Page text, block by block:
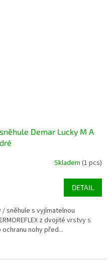
Demar Lucky M A
Skladem (1 pcs)
DETAIL
sněhule s vyjímatelnou
z dvojité vrstvy s
nohy před...